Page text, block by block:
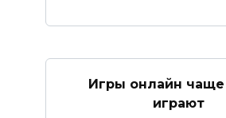
Игры онлайн чаще
играют